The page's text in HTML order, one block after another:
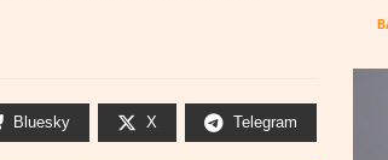
Bluesky X Telegram